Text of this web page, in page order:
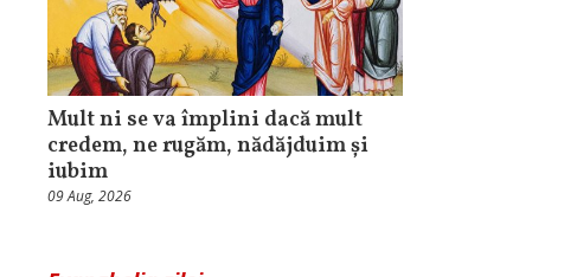
Mult ni se va împlini dacă mult
credem, ne rugăm, nădăjduim și
iubim
09 Aug, 2026